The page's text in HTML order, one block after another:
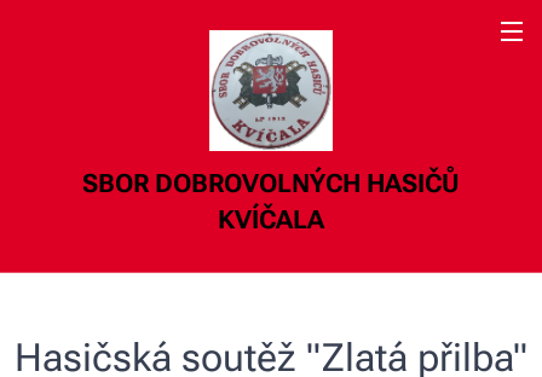
SBOR DOBROVOLNÝCH HASIČŮ
KVÍČALA
Hasičská soutěž "Zlatá přilba"